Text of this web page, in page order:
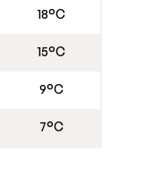
18°C
15°C
9°C
7°C